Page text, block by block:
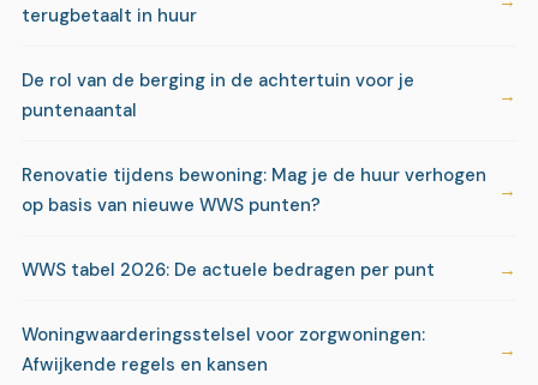
terugbetaalt in huur
De rol van de berging in de achtertuin voor je
puntenaantal
Renovatie tijdens bewoning: Mag je de huur verhogen
op basis van nieuwe WWS punten?
WWS tabel 2026: De actuele bedragen per punt
Woningwaarderingsstelsel voor zorgwoningen:
Afwijkende regels en kansen